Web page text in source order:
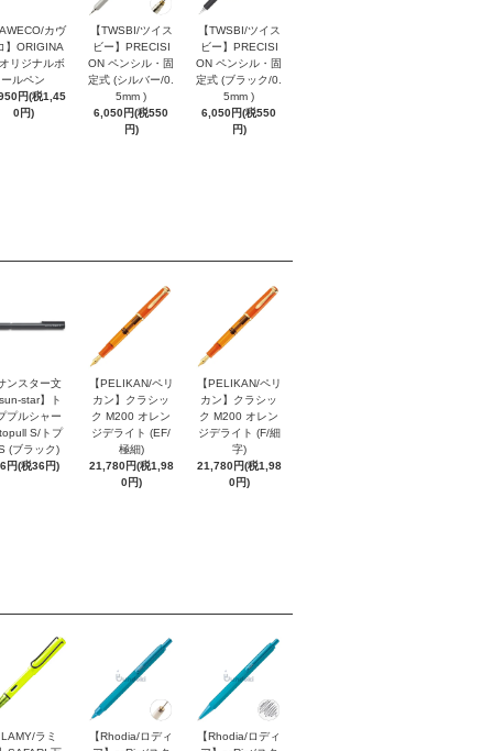
カヴ
】ORIGINA
リジナルボ
ールペン
円(税1,45
0円)
【TWSBI/ツイス
ビー】PRECISI
ON ペンシル・固
定式 (シルバー/0.
5mm )
6,050円(税550
円)
【TWSBI/ツイス
ビー】PRECISI
ON ペンシル・固
定式 (ブラック/0.
5mm )
6,050円(税550
円)
ンスター文
star】ト
プルシャー
S/トプ
(ブラック)
円(税36円)
【PELIKAN/ペリ
カン】クラシッ
ク M200 オレン
ジデライト (EF/
極細)
21,780円(税1,98
0円)
【PELIKAN/ペリ
カン】クラシッ
ク M200 オレン
ジデライト (F/細
字)
21,780円(税1,98
0円)
ラミ
【Rhodia/ロディ
【Rhodia/ロディ